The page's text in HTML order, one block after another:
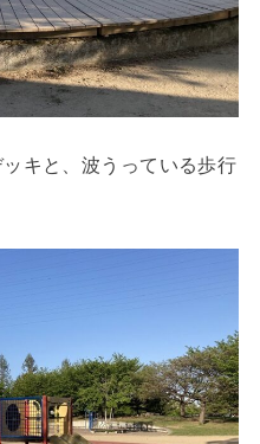
キと、波うっている歩行